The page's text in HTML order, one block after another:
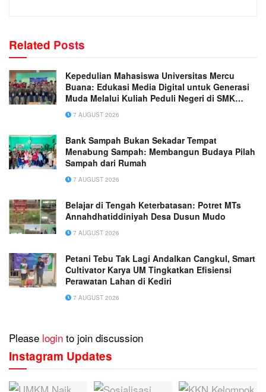
Related Posts
Kepedulian Mahasiswa Universitas Mercu
Buana: Edukasi Media Digital untuk Generasi
Muda Melalui Kuliah Peduli Negeri di SMK
Muhammadiyah 1 Tangerang
7 AUGUST 2026
Bank Sampah Bukan Sekadar Tempat
Menabung Sampah: Membangun Budaya Pilah
Sampah dari Rumah
7 AUGUST 2026
Belajar di Tengah Keterbatasan: Potret MTs
Annahdhatiddiniyah Desa Dusun Mudo
7 AUGUST 2026
Petani Tebu Tak Lagi Andalkan Cangkul, Smart
Cultivator Karya UM Tingkatkan Efisiensi
Perawatan Lahan di Kediri
7 AUGUST 2026
Please login to join discussion
Instagram Updates